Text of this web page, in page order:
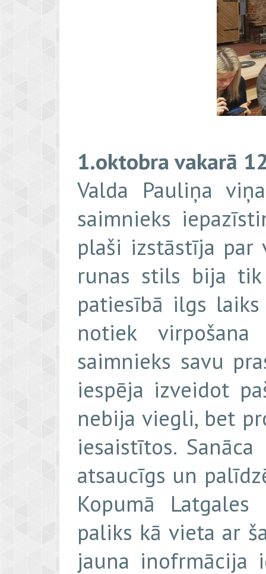
1.oktobra vakarā
Valda Pauliņa
saimnieks
plaši izstāstīja par
runas stils bija tik
patiesībā ilgs
notiek
saimnieks savu
iespēja izveidot
nebija viegli, bet
iesaistītos.
atsaucīgs un
Kopumā
paliks kā vieta ar
jauna inofrmācija